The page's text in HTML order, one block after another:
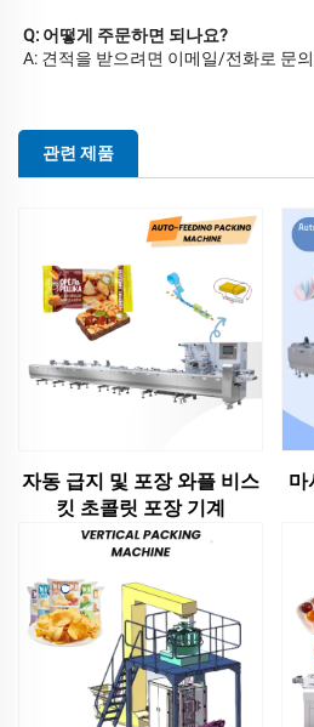
Q: 어떻게 주문하면 되나요?
A: 견적을 받으려면 이메일/전화로 문
관련 제품
자동 급지 및 포장 와플 비스
킷 초콜릿 포장 기계
마